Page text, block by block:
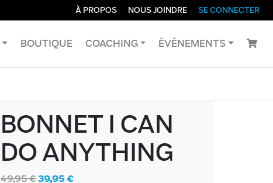
À PROPOS NOUS JOINDRE SE CONNECTER
BOUTIQUE COACHING ÉVÉNEMENTS
BONNET I CAN
DO ANYTHING
49,95€39,95€